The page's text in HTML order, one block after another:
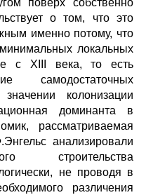
"поверх" собственно
о том, что это
именно потому, что
локальных
с ХIII века, то есть
самодостаточных
колонизации
доминанта в
рассматриваемая
анализировали
строительства
не проводя в
различения